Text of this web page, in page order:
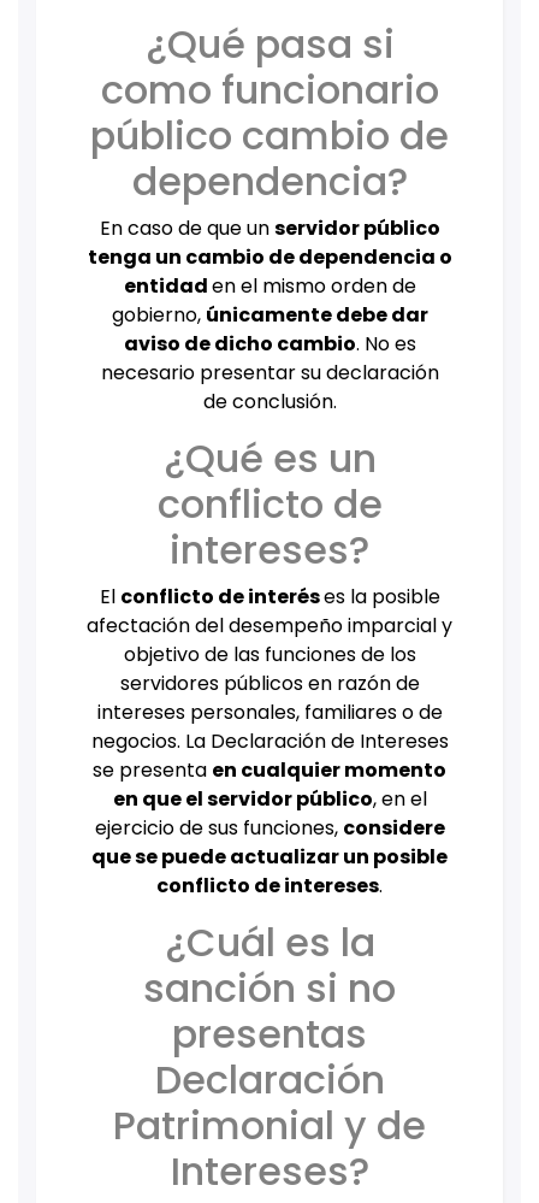
¿Qué pasa si
como funcionario
público cambio de
dependencia?
En caso de que unservidor público
tenga un cambio de dependencia o
entidaden el mismo orden de
gobierno, únicamente debe dar
aviso de dicho cambio. No es
necesario presentar su declaración
de conclusión.
¿Qué es un
conflicto de
intereses?
El conflicto de interéses la posible
afectación del desempeño imparcial y
objetivo de las funciones de los
servidores públicos en razón de
intereses personales, familiares o de
negocios. La Declaración de Intereses
se presenta en cualquier momento
en que el servidor público, en el
ejercicio de sus funciones, considere
que se puede actualizar un posible
conflicto de intereses.
¿Cuál es la
sanción si no
presentas
Declaración
Patrimonial y de
Intereses?